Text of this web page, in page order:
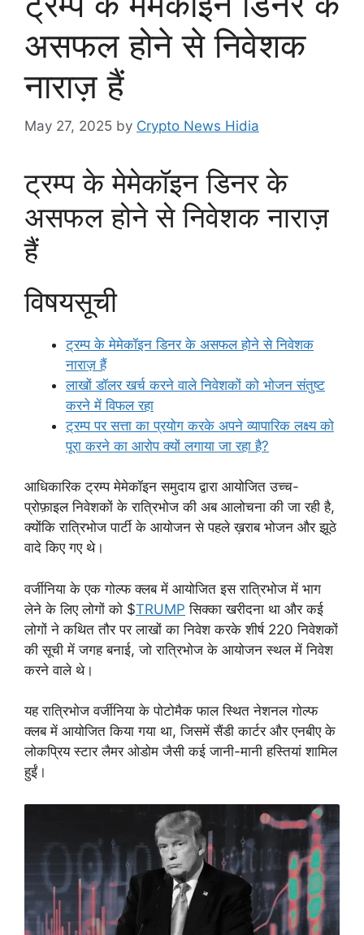
असफल होने से निवेशक
नाराज़ हैं
May 27, 2025 by Crypto News Hidia
ट्रम्प के मेमेकॉइन डिनर के
असफल होने से निवेशक नाराज़
हैं
विषयसूची
ट्रम्प के मेमेकॉइन डिनर के असफल होने से निवेशक
नाराज़ हैं
लाखों डॉलर खर्च करने वाले निवेशकों को भोजन संतुष्ट
करने में विफल रहा
ट्रम्प पर सत्ता का प्रयोग करके अपने व्यापारिक लक्ष्य को
पूरा करने का आरोप क्यों लगाया जा रहा है?
आधिकारिक ट्रम्प मेमेकॉइन समुदाय द्वारा आयोजित उच्च-
प्रोफ़ाइल निवेशकों के रात्रिभोज की अब आलोचना की जा रही है,
क्योंकि रात्रिभोज पार्टी के आयोजन से पहले ख़राब भोजन और झूठे
वादे किए गए थे।
वर्जीनिया के एक गोल्फ क्लब में आयोजित इस रात्रिभोज में भाग
लेने के लिए लोगों को $TRUMP सिक्का खरीदना था और कई
लोगों ने कथित तौर पर लाखों का निवेश करके शीर्ष 220 निवेशकों
की सूची में जगह बनाई, जो रात्रिभोज के आयोजन स्थल में निवेश
करने वाले थे।
यह रात्रिभोज वर्जीनिया के पोटोमैक फाल स्थित नेशनल गोल्फ
क्लब में आयोजित किया गया था, जिसमें सैंडी कार्टर और एनबीए के
लोकप्रिय स्टार लैमर ओडोम जैसी कई जानी-मानी हस्तियां शामिल
हुईं।